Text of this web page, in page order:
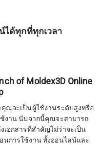
ได้ทุกที่ทุกเวลา
of Moldex3D Online
คุณจะเป็นผู้ใช้งานระดับสูงหรือ
ช้งาน นับจากนี้คุณจะสามารถ
งเอกสารที่สำคัญไม่ว่าจะเป็น
นการใช้งาน ทั้งออนไลน์และ